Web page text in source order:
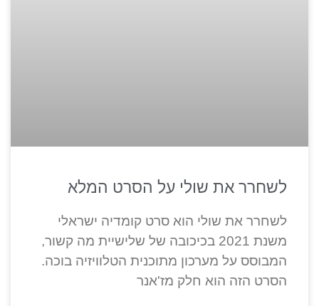
לשחרר את שולי על הסרט המלא
לשחרר את שולי הוא סרט קומדיה ישראלי
משנת 2021 בכיכובה של שלישיית מה קשור,
המבוסס על מערכון מתוכנית הטלוויזיה בוכה.
הסרט הזה הוא חלק מז'אנר